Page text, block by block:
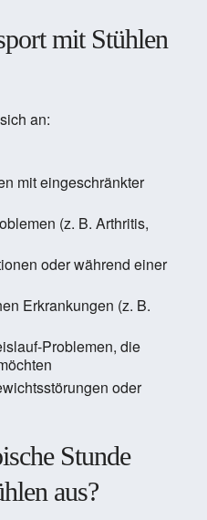
mit Stühlen
an:
mit eingeschränkter
(z. B. Arthritis,
oder während einer
Erkrankungen (z. B.
Problemen, die
oder
Stunde
aus?